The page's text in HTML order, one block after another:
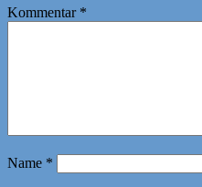
Kommentar *
Name *